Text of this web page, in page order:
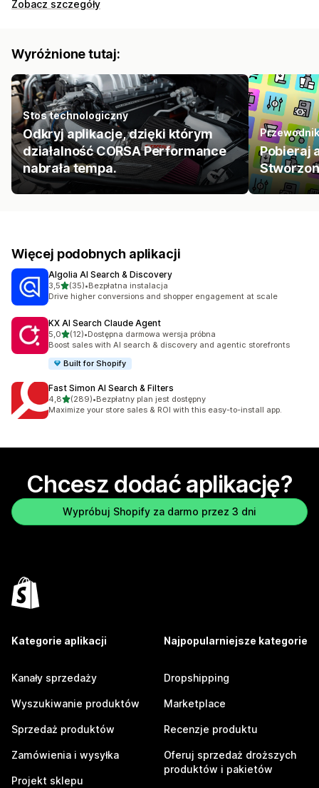
Zobacz szczegóły
Wyróżnione tutaj:
Stos technologiczny
Odkryj aplikacje, dzięki którym
działalność CORSA Performance
nabrała tempa.
Przewodnik
Pobieraj
Więcej podobnych aplikacji
Algolia AI Search & Discovery
3,5na 5 gwiazdek
(35)
Łączna liczba recenzji: 35
•Bezpłatna instalacja
Drive higher conversions and shopper engagement at scale
KX AI Search Claude Agent
5,0na 5 gwiazdek
(12)
Łączna liczba recenzji: 12
•Dostępna darmowa wersja próbna
Boost sales with AI search & discovery and agentic storefronts
Built for Shopify
Fast Simon AI Search & Filters
4,8na 5 gwiazdek
(289)
Łączna liczba recenzji: 289
•Bezpłatny plan jest dostępny
Maximize your store sales & ROI with this easy-to-install app.
Chcesz dodać aplikację?
Wypróbuj Shopify za darmo przez 3 dni
Kategorie aplikacji
Kanały sprzedaży
Wyszukiwanie produktów
Sprzedaż produktów
Zamówienia i wysyłka
Projekt sklepu
Najpopularniejsze kategorie
Dropshipping
Marketplace
Recenzje produktu
Oferuj sprzedaż droższych
produktów i pakietów